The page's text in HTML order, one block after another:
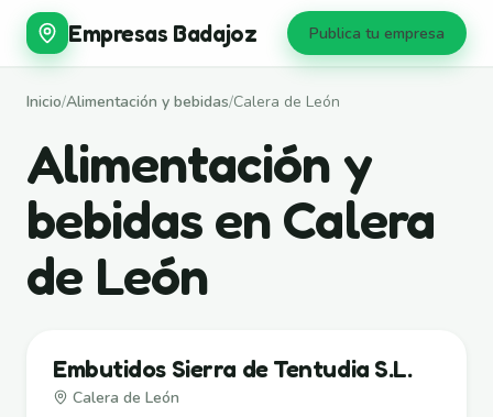
Empresas Badajoz Publica tu empresa
Inicio/Alimentación y bebidas/Calera de León
Alimentación y
bebidas en Calera
de León
Embutidos Sierra de Tentudia S.L.
Calera de León